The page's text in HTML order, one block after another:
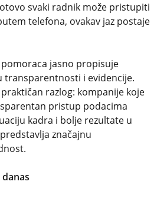
svaki radnik može pristupiti
telefona, ovakav jaz postaje
jasno propisuje
transparentnosti i evidencije.
razlog: kompanije koje
pristup podacima
kadra i bolje rezultate u
značajnu